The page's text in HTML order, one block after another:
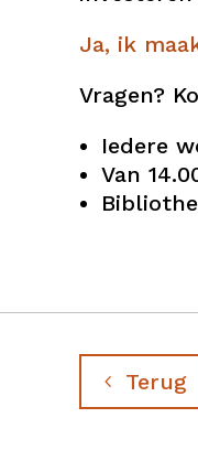
Ja, ik
Vragen?
Iedere
Van
Terug